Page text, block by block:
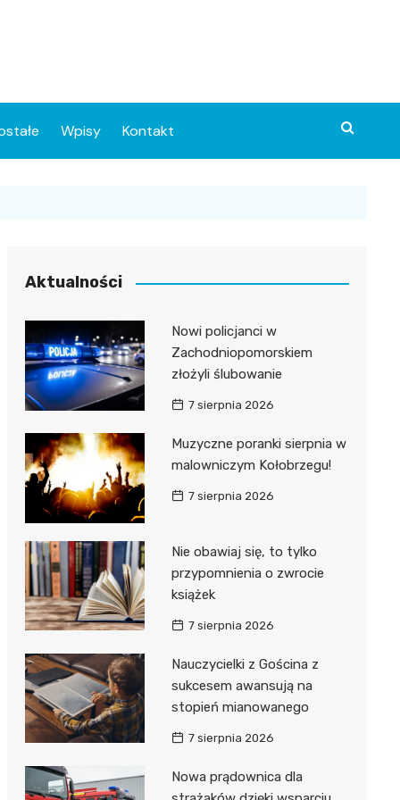
Wpisy Kontakt
Aktualności
Nowi policjanci w
Zachodniopomorskiem
złożyli ślubowanie
7 sierpnia 2026
Muzyczne poranki sierpnia w
malowniczym Kołobrzegu!
7 sierpnia 2026
Nie obawiaj się, to tylko
przypomnienia o zwrocie
książek
7 sierpnia 2026
Nauczycielki z Gościna z
sukcesem awansują na
stopień mianowanego
7 sierpnia 2026
Nowa prądownica dla